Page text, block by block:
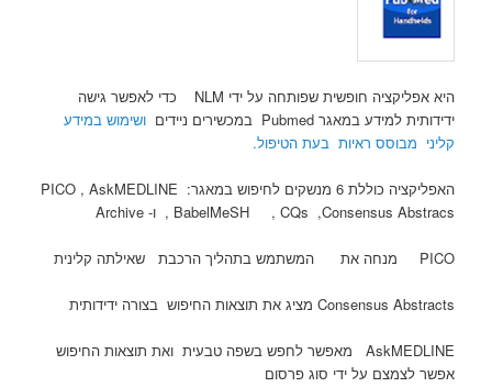
היא אפליקציה חופשית שפותחה על ידי NLM כדי לאפשר גישה
ידידותית למידע במאגר Pubmed במכשירים ניידים
ושימוש במידע
קליני מבוסס ראיות בעת הטיפול.
האפליקציה כוללת 6 מנשקים לחיפוש במאגר: PICO , AskMEDLINE
, BabelMeSH , CQs ,Consensus Abstracs ו- Archive
PICO מנחה את המשתמש בתהליך הרכבת שאילתה קלינית
Consensus Abstracts מציג את תוצאות החיפוש בצורה ידידותית
AskMEDLINE מאפשר לחפש בשפה טבעית ואת תוצאות החיפוש
אפשר לצמצם על ידי סוג פרסום